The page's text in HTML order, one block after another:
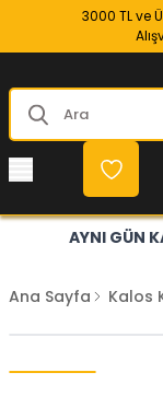
3000 TL ve
AYNI GÜN
Ana Sayfa Kalos